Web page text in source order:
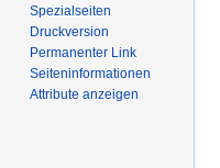
Spezialseiten
Druckversion
Permanenter Link
Seiten­­informationen
Attribute anzeigen